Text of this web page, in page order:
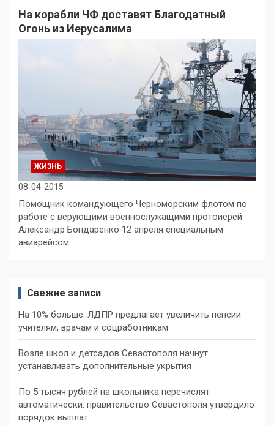
На корабли ЧФ доставят Благодатный
Огонь из Иерусалима
ЖИЗНЬ
08-04-2015
Помощник командующего Черноморским флотом по
работе с верующими военнослужащими протоиерей
Александр Бондаренко 12 апреля специальным
авиарейсом…
Свежие записи
На 10% больше: ЛДПР предлагает увеличить пенсии
учителям, врачам и соцработникам
Возле школ и детсадов Севастополя начнут
устанавливать дополнительные укрытия
По 5 тысяч рублей на школьника перечислят
автоматически: правительство Севастополя утвердило
порядок выплат